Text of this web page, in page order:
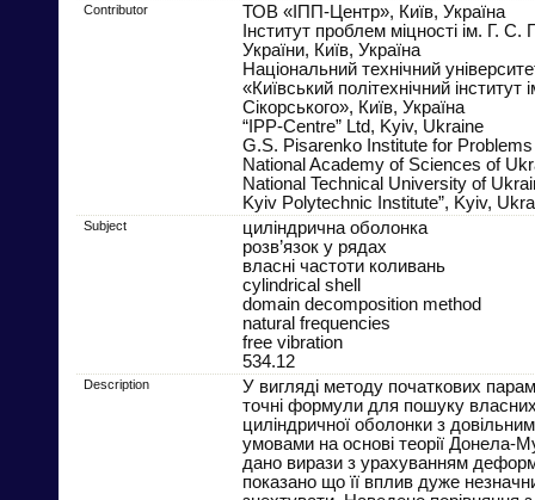
Contributor
ТОВ «ІПП-Центр», Київ, Україна
Інститут проблем міцності ім. Г.
України, Київ, Україна
Національний технічний
«Київський політехнічний інститут
Сікорського», Київ, Україна
“IPP-Centre” Ltd, Kyiv, Ukraine
G.S. Pisarenko Institute for
National Academy of Sciences of
National Technical University of
Kyiv Polytechnic Institute”, Kyiv,
Subject
циліндрична оболонка
розв’язок у рядах
власні частоти коливань
cylindrical shell
domain decomposition method
natural frequencies
free vibration
534.12
Description
У вигляді методу початкових
точні формули для пошуку
циліндричної оболонки з
умовами на основі теорії Донела-
дано вирази з урахуванням
показано що її вплив дуже